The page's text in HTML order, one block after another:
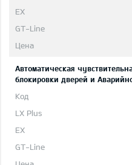
Автоматическая
блокировки дверей и